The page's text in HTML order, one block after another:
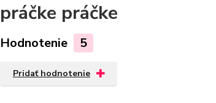
práčke práčke
Hodnotenie 5
Pridať hodnotenie